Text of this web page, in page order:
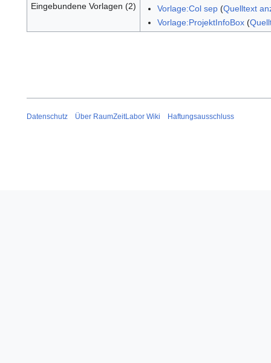
Eingebundene Vorlagen (2) Vorlage:Col sep(Quelltext
Vorlage:ProjektInfoBox(
Datenschutz Über RaumZeitLabor Wiki Haftungsausschluss